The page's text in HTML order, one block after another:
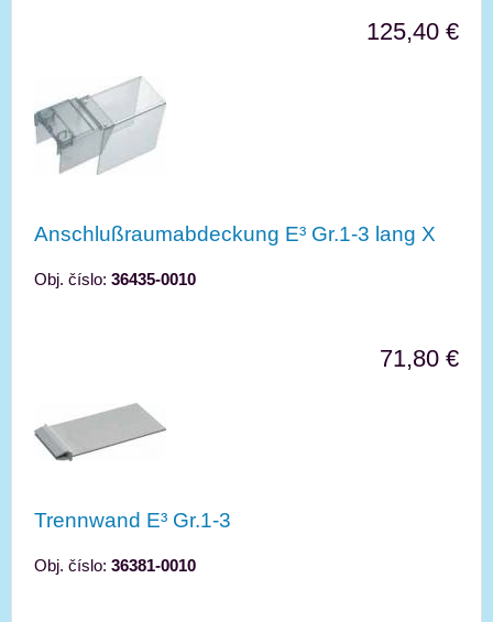
125,40 €
Anschlußraumabdeckung E³ Gr.1-3 lang X
Obj. číslo: 36435-0010
71,80 €
Trennwand E³ Gr.1-3
Obj. číslo: 36381-0010